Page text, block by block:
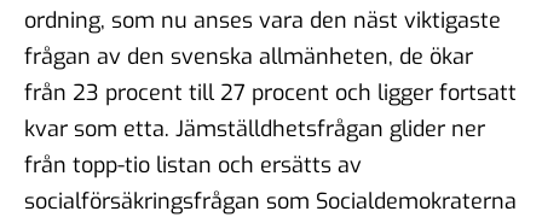
ordning, som nu anses vara den näst viktigaste
frågan av den svenska allmänheten, de ökar
från 23 procent till 27 procent och ligger fortsatt
kvar som etta. Jämställdhetsfrågan glider ner
från topp-tio listan och ersätts av
socialförsäkringsfrågan som Socialdemokraterna